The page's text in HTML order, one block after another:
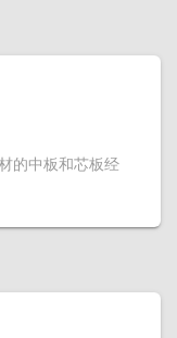
的中板和芯板经